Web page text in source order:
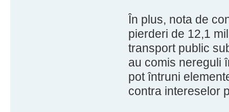
În plus, nota de
pierderi de 12,1
transport public
au comis nereguli
pot întruni
contra intereselor